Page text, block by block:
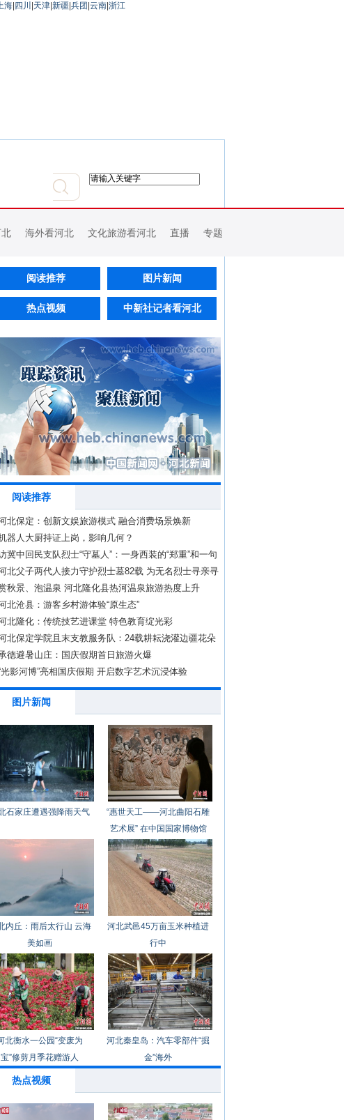
海 四川 天津 新疆 兵团 云南 浙江
海外看河北 文化旅游看河北 直播 专题
阅读推荐 图片新闻
热点视频 中新社记者看河北
阅读推荐
北保定：创新文娱旅游模式 融合消费场景焕新
器人大厨持证上岗，影响几何？
冀中回民支队烈士“守墓人”：一身西装的“郑重”和一句
诺的“坚守”
北父子两代人接力守护烈士墓82载 为无名烈士寻亲寻
秋景、泡温泉 河北隆化县热河温泉旅游热度上升
北沧县：游客乡村游体验“原生态”
北隆化：传统技艺进课堂 特色教育绽光彩
北保定学院且末支教服务队：24载耕耘浇灌边疆花朵
德避暑山庄：国庆假期首日旅游火爆
光影河博”亮相国庆假期 开启数字艺术沉浸体验
图片新闻
石家庄遭遇强降雨天气
“惠世天工——河北曲阳石雕
艺术展” 在中国国家博物馆
开幕
内丘：雨后太行山 云海
美如画
河北武邑45万亩玉米种植进
行中
北衡水一公园“变废为
宝”修剪月季花赠游人
河北秦皇岛：汽车零部件“掘
金”海外
热点视频